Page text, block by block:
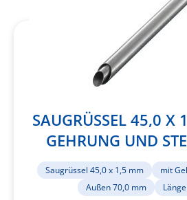
SAUGRÜSSEL 45,0
GEHRUNG UND
AUSSEN 70,0 MM |
Saugrüssel 45,0 x 1,5 mm
mit
Außen 70,0 mm